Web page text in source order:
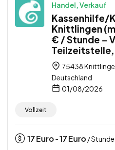
Handel, Verkauf
Kassenhilfe/
Knittlingen
€ / Stunde –
75438
Deutschland
01/08/2026
Vollzeit
17Euro -17Euro / Stunde